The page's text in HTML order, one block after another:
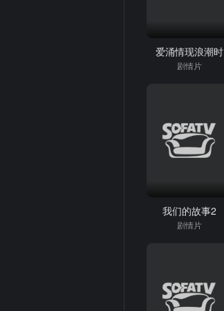
爱涌情现浪潮时
剧情片
我们的故事2
剧情片